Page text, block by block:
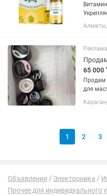
Алматы,
Реклама
65 000
Продам
для
20.000.
1 2 3
Объявления Электроника
Прочее для индивидуального